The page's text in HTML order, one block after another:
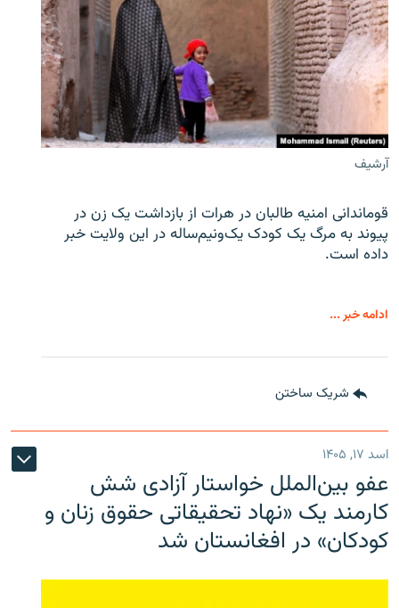
آرشیف
قوماندانی امنیه طالبان در هرات از بازداشت یک زن در
پیوند به مرگ یک کودک یک‌ونیم‌ساله در این ولایت خبر
داده است.
ادامه خبر ...
شریک ساختن
اسد ۱۷, ۱۴۰۵
عفو بین‌الملل خواستار آزادی شش
کارمند یک «نهاد تحقیقاتی حقوق زنان و
کودکان» در افغانستان شد